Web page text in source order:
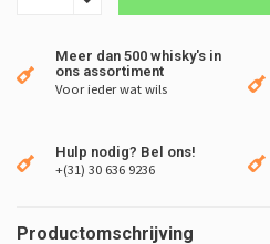
Meer dan 500 whisky's in
ons assortiment
Voor ieder wat wils
Hulp nodig? Bel ons!
+(31) 30 636 9236
Productomschrijving